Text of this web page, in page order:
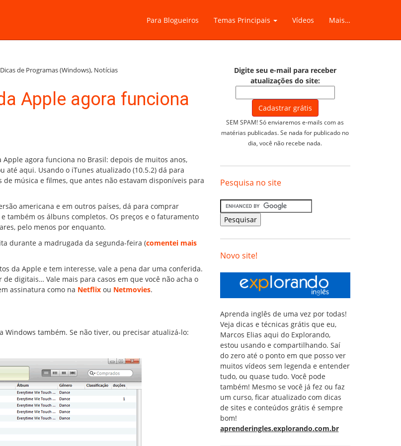
Para Blogueiros Temas Principais Vídeos Mais…
Dicas de Programas (Windows), Notícias
Apple agora funciona
Apple agora funciona no Brasil: depois de muitos anos,
até aqui. Usando o iTunes atualizado (10.5.2) dá para
de música e filmes, que antes não estavam disponíveis para
americana e em outros países, dá para comprar
também os álbuns completos. Os preços e o faturamento
pelo menos por enquanto.
durante a madrugada da segunda-feira (comentei mais
da Apple e tem interesse, vale a pena dar uma conferida.
digitais… Vale mais para casos em que você não acha o
assinatura como na Netflix ou Netmovies.
Windows também. Se não tiver, ou precisar atualizá-lo:
Digite seu e-mail para receber
atualizações do site:
SEM SPAM! Só enviaremos e-mails com as
matérias publicadas. Se nada for publicado no
dia, você não recebe nada.
Pesquisa no site
Novo site!
Aprenda inglês de uma vez por todas!
Veja dicas e técnicas grátis que eu,
Marcos Elias aqui do Explorando,
estou usando e compartilhando. Saí
do zero até o ponto em que posso ver
muitos vídeos sem legenda e entender
tudo, ou quase tudo. Você pode
também! Mesmo se você já fez ou faz
um curso, ficar atualizado com dicas
de sites e conteúdos grátis é sempre
bom!
aprenderingles.explorando.com.br